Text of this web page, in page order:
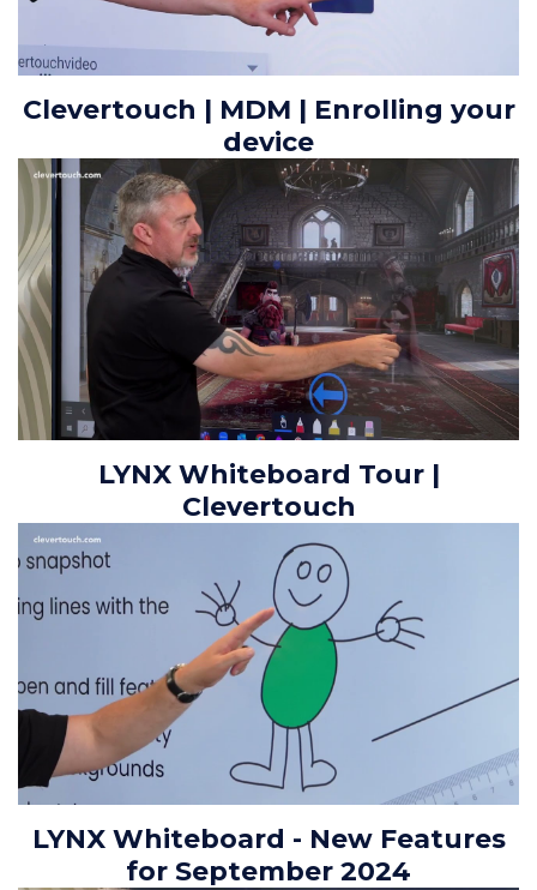
Clevertouch | MDM | Enrolling your
device
LYNX Whiteboard Tour |
Clevertouch
LYNX Whiteboard - New Features
for September 2024